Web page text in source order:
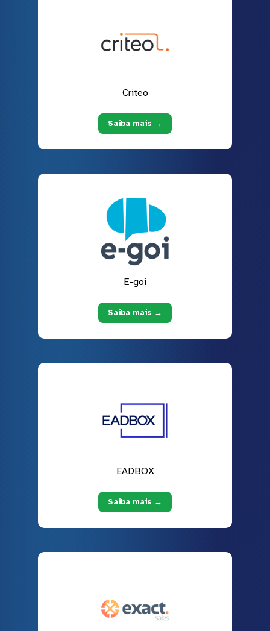
Criteo
Saiba mais →
E-goi
Saiba mais →
EADBOX
Saiba mais →